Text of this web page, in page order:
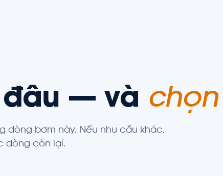
đâu — và
dòng bơm này. Nếu nhu cầu khác,
dòng còn lại.